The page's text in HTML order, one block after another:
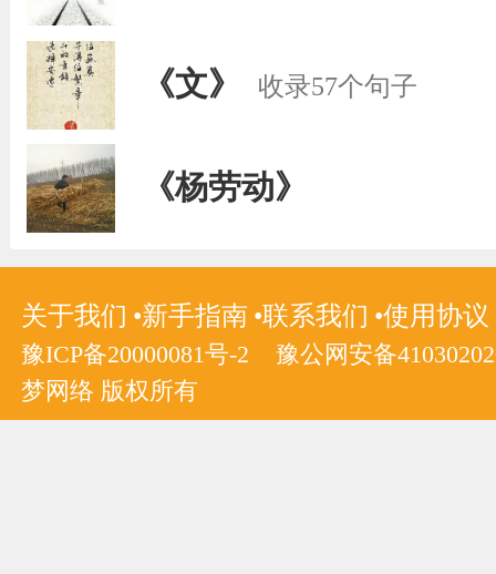
《文》 收录57个句子
《杨劳动》
关于我们 新手指南 联系我们 使用协议
豫ICP备20000081号-2
豫公网安备
梦网络 版权所有